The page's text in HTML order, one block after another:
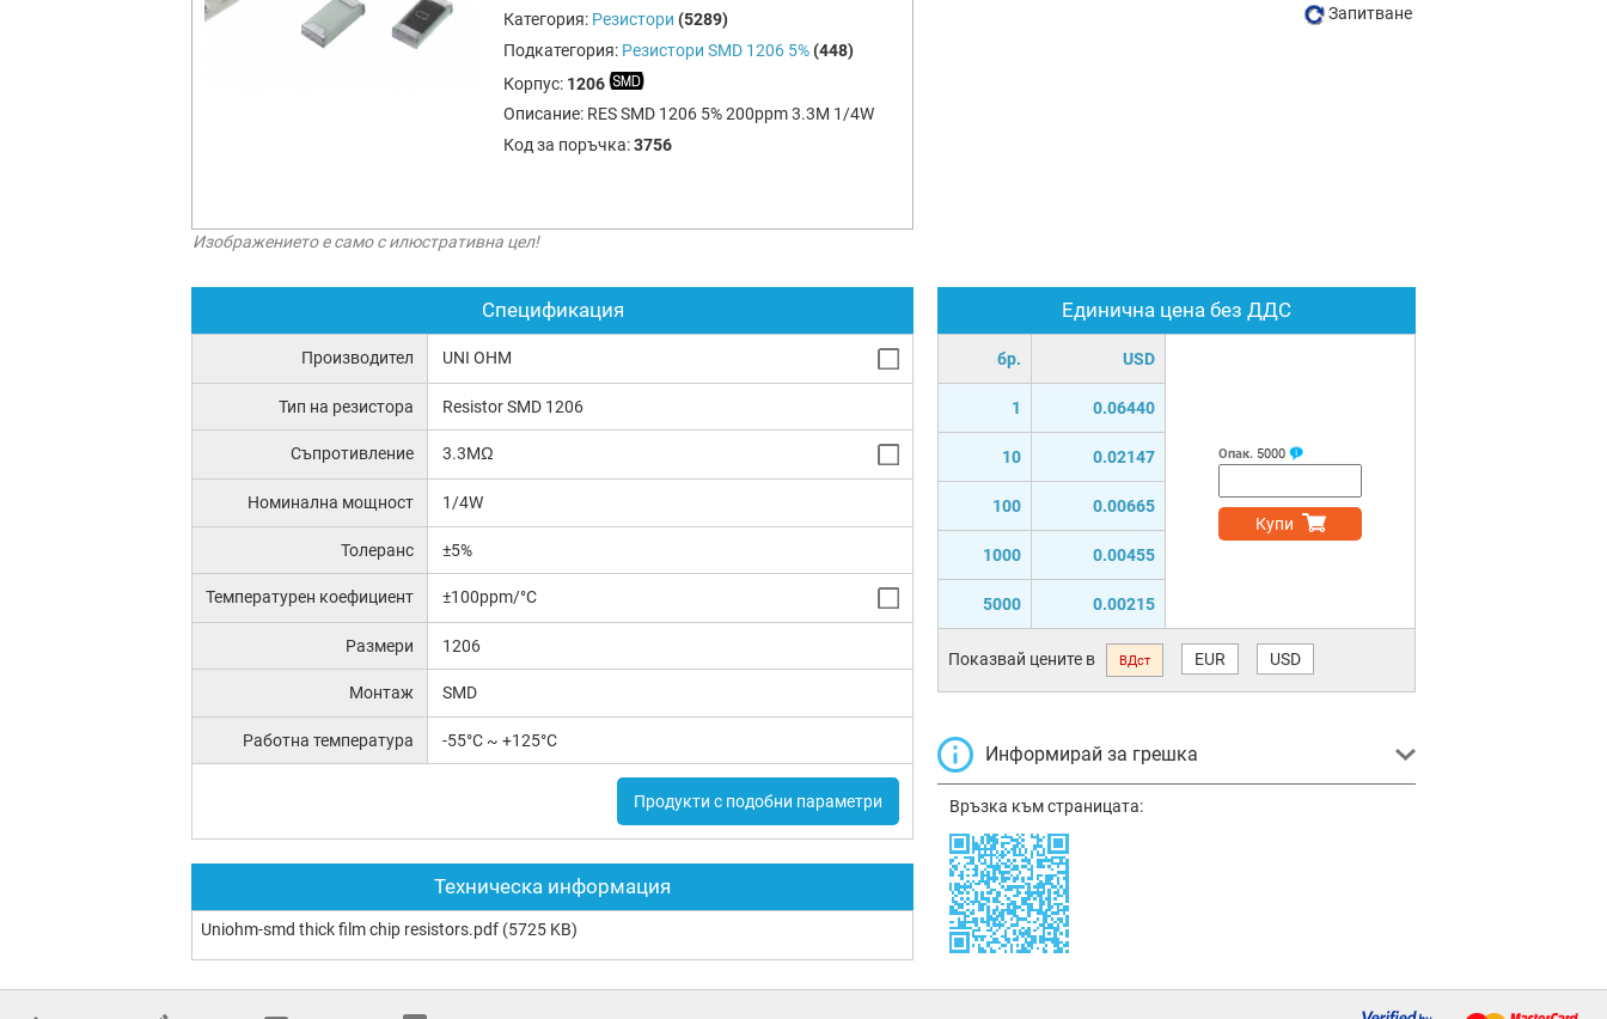
Категория: Резистори (5289)
Подкатегория: Резистори SMD 1206 5% (448)
Корпус: 1206
Описание: RES SMD 1206 5% 200ppm 3.3M 1/4W
Код за поръчка:3756
Изображението е само с илюстративна цел!
Спецификация
Производител UNI OHM
Тип на резистора Resistor SMD 1206
Съпротивление 3.3MΩ
Номинална мощност 1/4W
Толеранс ±5%
Температурен коефициент ±100ppm/°C
Размери 1206
Монтаж SMD
Работна температура -55°C ~ +125°C
Продукти с подобни параметри
Техническа информация
Uniohm-smd thick film chip resistors.pdf (5725 KB)
Единична цена без ДДС
бр. USD
1 0.06440
10 0.02147
100 0.00665
1000 0.00455
5000 0.00215
Опак. 5000
Купи
Показвай цените в ВДст EUR USD
Информирай за грешка
Връзка към страницата:
Запитване